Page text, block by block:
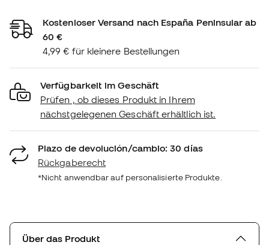
Kostenloser Versand nach España Peninsular ab
60 €
4,99 € für kleinere Bestellungen
Verfügbarkeit im Geschäft
Prüfen , ob dieses Produkt in Ihrem
nächstgelegenen Geschäft erhältlich ist.
Plazo de devolución/cambio: 30 días
Rückgaberecht
*Nicht anwendbar auf personalisierte Produkte.
Über das Produkt